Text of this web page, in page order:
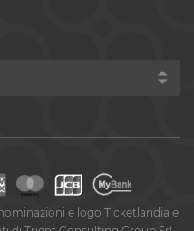
e logo Ticketlandia e